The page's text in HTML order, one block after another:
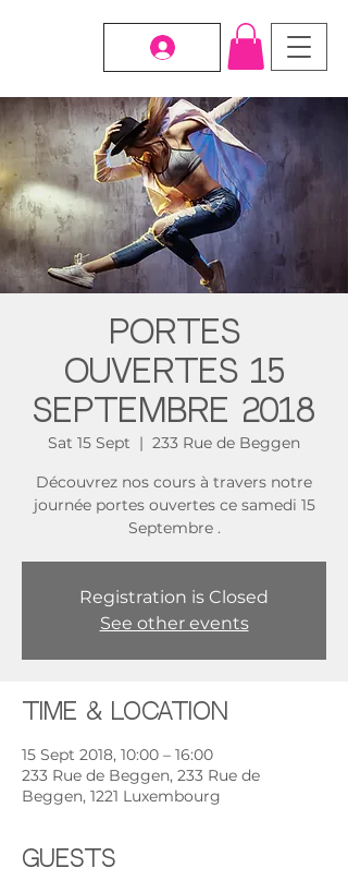
Portes
ouvertes 15
Septembre 2018
Sat 15 Sept
  |
233 Rue de Beggen
Découvrez nos cours à travers notre
journée portes ouvertes ce samedi 15
Septembre .
Registration is Closed
See other events
Time & Location
15 Sept 2018, 10:00 – 16:00
233 Rue de Beggen, 233 Rue de
Beggen, 1221 Luxembourg
Guests